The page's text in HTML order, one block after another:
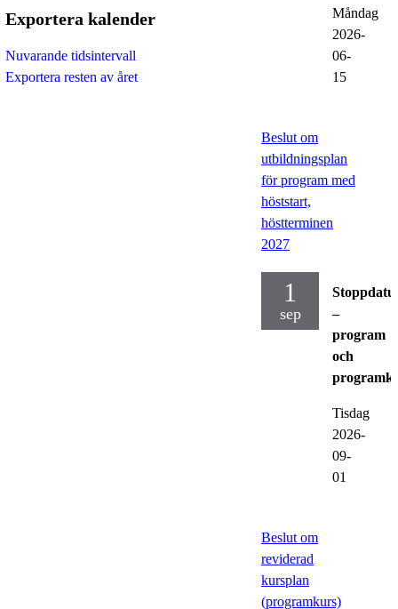
Måndag
2026-
06-
15
Beslut om
utbildningsplan
för program med
höststart,
höstterminen
2027
1
sep
–
program
och
Tisdag
2026-
09-
01
Beslut om
reviderad
kursplan
(programkurs)
Exportera kalender
Nuvarande tidsintervall
Exportera resten av året